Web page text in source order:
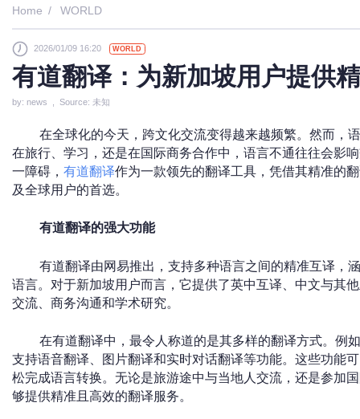
Click
Home WORLD
2026/01/09 16:20 WORLD
有道翻译：为新加坡用户提供
by: news , Source: 未知
在全球化的今天，跨文化交流变得越来越频繁。然而，
在旅行、学习，还是在国际商务合作中，语言不通往往会影
一障碍， 有道翻译作为一款领先的翻译工具，凭借其精准的
及全球用户的首选。
有道翻译的强大功能
有道翻译由网易推出，支持多种语言之间的精准互译，
语言。对于新加坡用户而言，它提供了英中互译、中文与其
交流、商务沟通和学术研究。
在有道翻译中，最令人称道的是其多样的翻译方式。例
支持语音翻译、图片翻译和实时对话翻译等功能。这些功能
松完成语言转换。无论是旅游途中与当地人交流，还是参加
够提供精准且高效的翻译服务。